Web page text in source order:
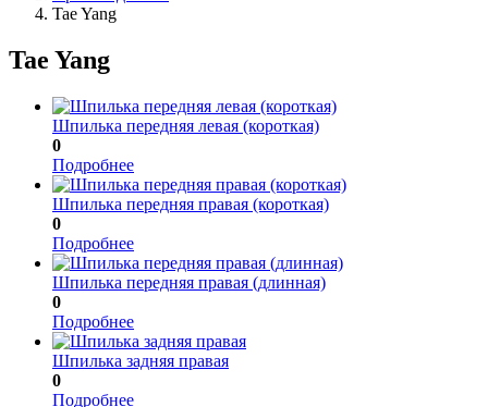
Tae Yang
Tae Yang
Шпилька передняя левая (короткая)
0
Подробнее
Шпилька передняя правая (короткая)
0
Подробнее
Шпилька передняя правая (длинная)
0
Подробнее
Шпилька задняя правая
0
Подробнее